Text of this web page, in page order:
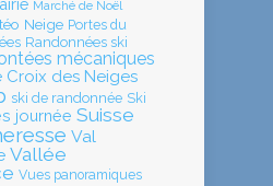
Marché de Noël
Neige Portes du
Randonnées ski
mécaniques
Croix des Neiges
ski de randonnée Ski
journée Suisse
Val
Vallée
Vues panoramiques